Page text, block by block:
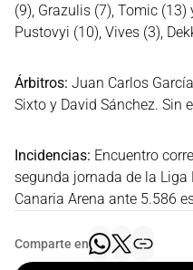
(9), Grazulis (7), Tomic
Pustovyi (10), Vives (3),
Árbitros: Juan Carlos
Sixto y David Sánchez. Sin
Incidencias: Encuentro
segunda jornada de la Liga
Canaria Arena ante 5.586
Comparte en